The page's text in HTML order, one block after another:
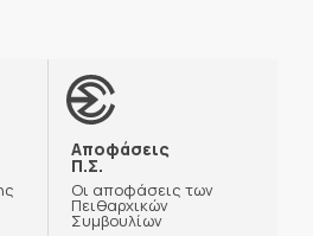
Αποφάσεις
Π.Σ.
Οι αποφάσεις των
Πειθαρχικών
Συμβουλίων